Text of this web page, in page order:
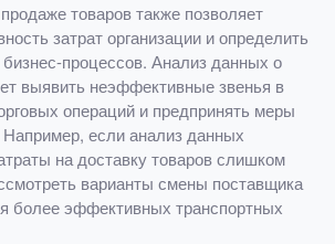
товаров также позволяет
затрат организации и определить
процессов. Анализ данных о
выявить неэффективные звенья в
операций и предпринять меры
если анализ данных
на доставку товаров слишком
варианты смены поставщика
более эффективных транспортных